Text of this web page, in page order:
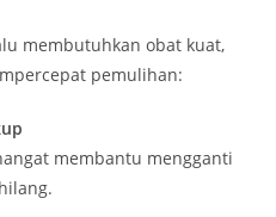
membutuhkan obat kuat,
pemulihan:
membantu mengganti